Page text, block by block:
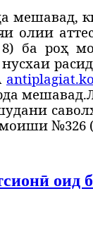
мешавад,
олии
) ба роҳ
мешавад.
№326